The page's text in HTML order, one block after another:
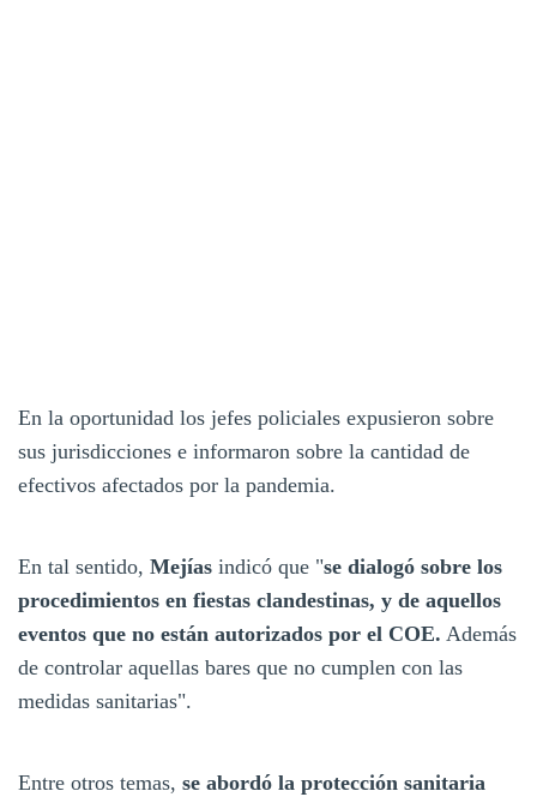
En la oportunidad los jefes policiales expusieron sobre
sus jurisdicciones e informaron sobre la cantidad de
efectivos afectados por la pandemia.
En tal sentido, Mejías indicó que "se dialogó sobre los
procedimientos en fiestas clandestinas, y de aquellos
eventos que no están autorizados por el COE. Además
de controlar aquellas bares que no cumplen con las
medidas sanitarias".
Entre otros temas, se abordó la protección sanitaria